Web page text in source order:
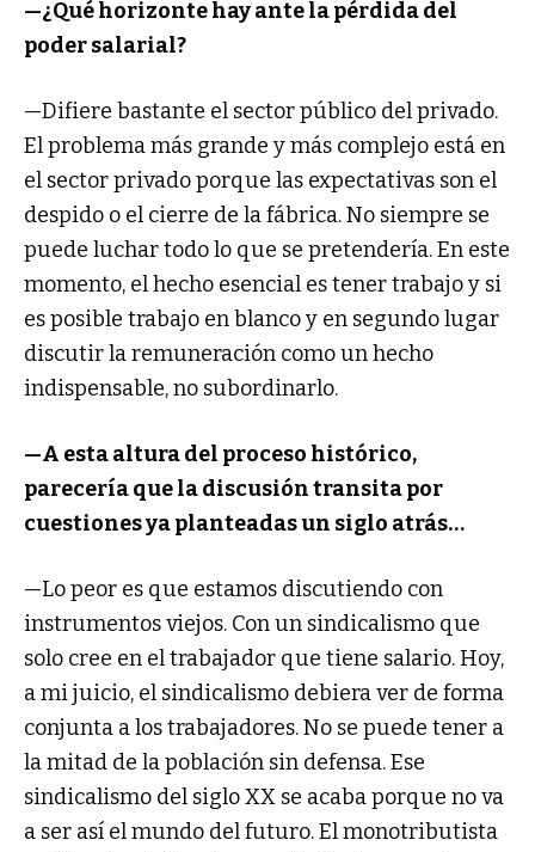
—¿Qué horizonte hay ante la pérdida del
poder salarial?
—Difiere bastante el sector público del privado.
El problema más grande y más complejo está en
el sector privado porque las expectativas son el
despido o el cierre de la fábrica. No siempre se
puede luchar todo lo que se pretendería. En este
momento, el hecho esencial es tener trabajo y si
es posible trabajo en blanco y en segundo lugar
discutir la remuneración como un hecho
indispensable, no subordinarlo.
—A esta altura del proceso histórico,
parecería que la discusión transita por
cuestiones ya planteadas un siglo atrás…
—Lo peor es que estamos discutiendo con
instrumentos viejos. Con un sindicalismo que
solo cree en el trabajador que tiene salario. Hoy,
a mi juicio, el sindicalismo debiera ver de forma
conjunta a los trabajadores. No se puede tener a
la mitad de la población sin defensa. Ese
sindicalismo del siglo XX se acaba porque no va
a ser así el mundo del futuro. El monotributista